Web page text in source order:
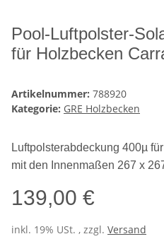
Pool-Luftpolster-
für Holzbecken
Artikelnummer: 788920
Kategorie: GRE Holzbecken
Luftpolsterabdeckung 400µ
mit den Innenmaßen 267 x
139,00 €
inkl. 19% USt. , zzgl. Versand